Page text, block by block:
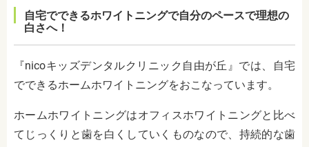
自宅でできるホワイトニングで自分のペースで理想の
白さへ！
『nicoキッズデンタルクリニック自由が丘』では、自宅
でできるホームホワイトニングをおこなっています。
ホームホワイトニングはオフィスホワイトニングと比べ
てじっくりと歯を白くしていくものなので、持続的な歯